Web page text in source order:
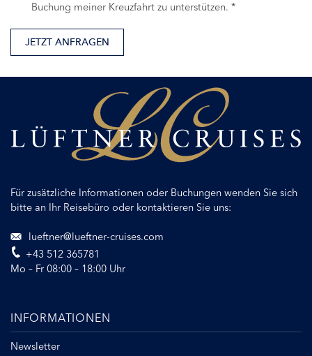
Buchung meiner Kreuzfahrt zu unterstützen. *
JETZT ANFRAGEN
Für zusätzliche Informationen oder Buchungen wenden Sie sich
bitte an Ihr Reisebüro oder kontaktieren Sie uns:
lueftner@lueftner-cruises.com
+43 512 365781
Mo – Fr 08:00 – 18:00 Uhr
INFORMATIONEN
Newsletter